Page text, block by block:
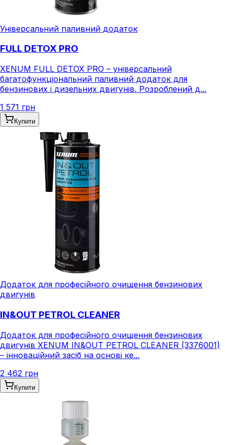
Універсальний паливний додаток
FULL DETOX PRO
XENUM FULL DETOX PRO – універсальний
багатофункціональний паливний додаток для
бензинових і дизельних двигунів. Розроблений д...
1 571 грн
Купити
Додаток для професійного очищення бензинових
двигунів
IN&OUT PETROL CLEANER
Додаток для професійного очищення бензинових
двигунів XENUM IN&OUT PETROL CLEANER (3376001)
– інноваційний засіб на основі ке...
2 462 грн
Купити